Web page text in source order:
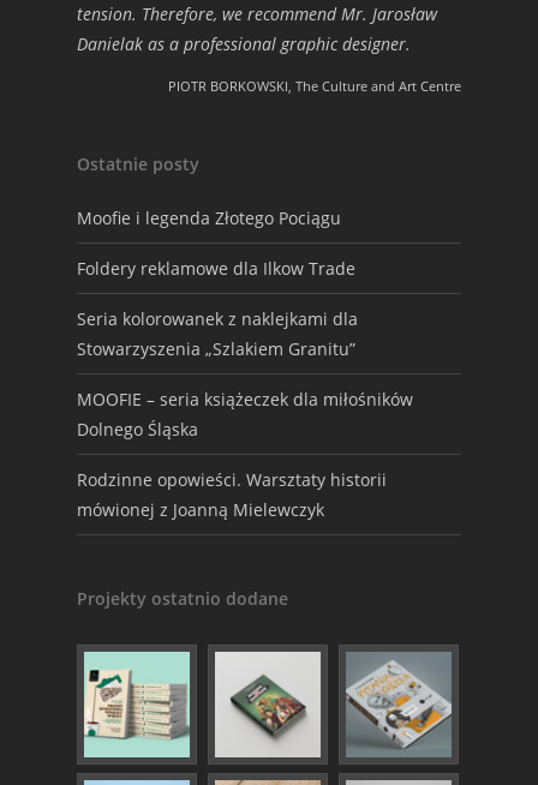
tension. Therefore, we recommend Mr. Jarosław
Danielak as a professional graphic designer.
PIOTR BORKOWSKI, The Culture and Art Centre
Ostatnie posty
Moofie i legenda Złotego Pociągu
Foldery reklamowe dla Ilkow Trade
Seria kolorowanek z naklejkami dla
Stowarzyszenia „Szlakiem Granitu”
MOOFIE – seria książeczek dla miłośników
Dolnego Śląska
Rodzinne opowieści. Warsztaty historii
mówionej z Joanną Mielewczyk
Projekty ostatnio dodane